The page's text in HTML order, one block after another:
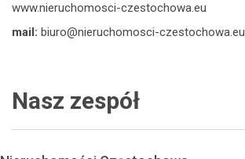
www.nieruchomosci-czestochowa.eu
mail: biuro@nieruchomosci-czestochowa.eu
Nasz zespół